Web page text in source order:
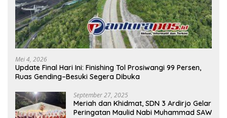
Mei 4, 2026
Update Final Hari Ini: Finishing Tol Prosiwangi 99 Persen,
Ruas Gending–Besuki Segera Dibuka
September 27, 2025
Meriah dan Khidmat, SDN 3 Ardirjo Gelar
Peringatan Maulid Nabi Muhammad SAW